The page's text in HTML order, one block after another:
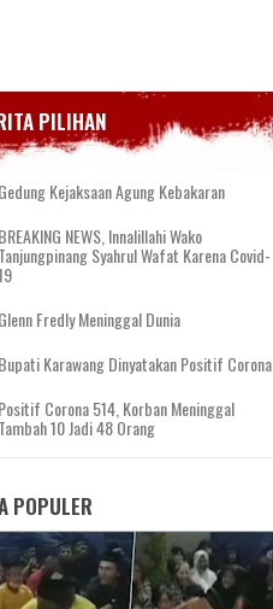
PILIHAN
Gedung Kejaksaan Agung Kebakaran
BREAKING NEWS, Innalillahi Wako
Tanjungpinang Syahrul Wafat Karena Covid-
Glenn Fredly Meninggal Dunia
Bupati Karawang Dinyatakan Positif Corona
Positif Corona 514, Korban Meninggal
Tambah 10 Jadi 48 Orang
POPULER